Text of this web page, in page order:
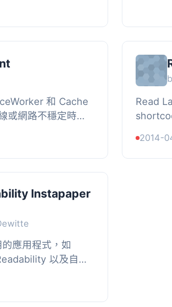
為...
和 Cache
或網路不穩定時，
要使...
Read
按鈕。
2014-
Instapaper
應用程式，如
以及自版
間。, ...